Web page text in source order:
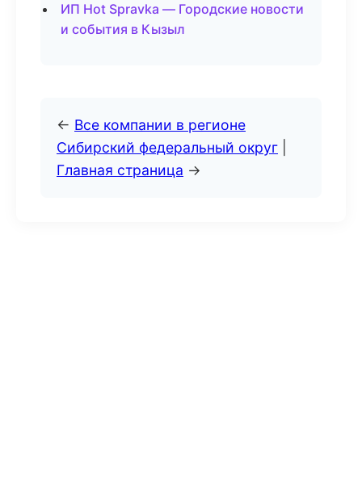
ИП Hot Spravka — Городские новости
и события в Кызыл
← Все компании в регионе
Сибирский федеральный округ
Главная страница →